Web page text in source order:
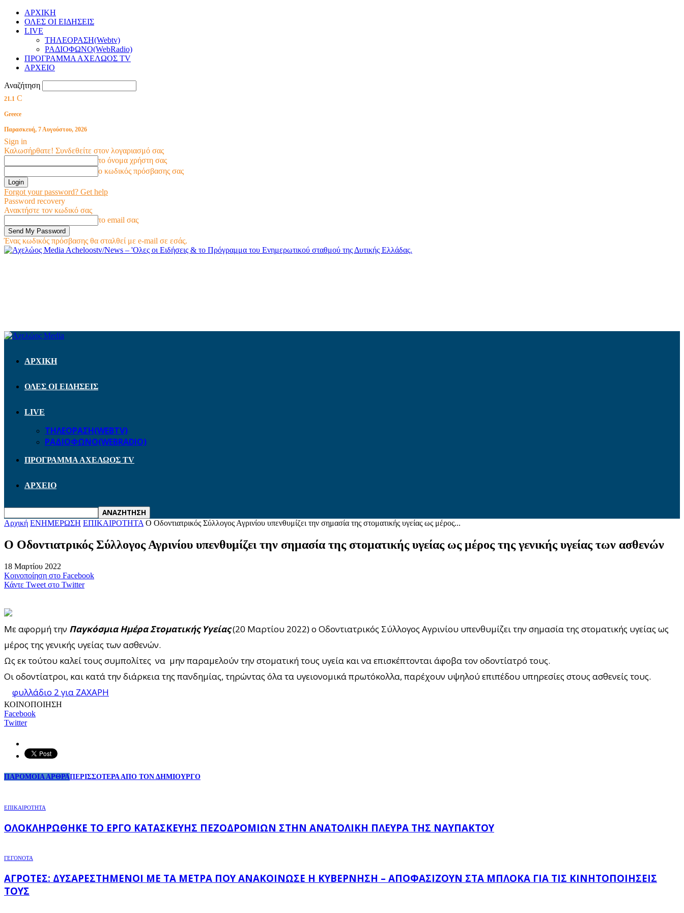
ΑΡΧΙΚΗ
ΟΛΕΣ ΟΙ ΕΙΔΗΣΕΙΣ
LIVE
ΤΗΛΕΟΡΑΣΗ(Webtv)
ΡΑΔΙΟΦΩΝΟ(WebRadio)
ΠΡΟΓΡΑΜΜΑ ΑΧΕΛΩΟΣ TV
ΑΡΧΕΙΟ
Αναζήτηση
21.1 C
Greece
Παρασκευή, 7 Αυγούστου, 2026
Sign in
Καλωσήρθατε! Συνδεθείτε στον λογαριασμό σας
το όνομα χρήστη σας
ο κωδικός πρόσβασης σας
Forgot your password? Get help
Password recovery
Ανακτήστε τον κωδικό σας
το email σας
Ένας κωδικός πρόσβασης θα σταλθεί με e-mail σε εσάς.
Acheloostv/News – 'Ολες οι Ειδήσεις & το Πρόγραμμα του Ενημερωτικού σταθμού της Δυτικής Ελλάδας.
ΑΡΧΙΚΗ
ΟΛΕΣ ΟΙ ΕΙΔΗΣΕΙΣ
LIVE
ΤΗΛΕΟΡΑΣΗ(WEBTV)
ΡΑΔΙΟΦΩΝΟ(WEBRADIO)
ΠΡΟΓΡΑΜΜΑ ΑΧΕΛΩΟΣ TV
ΑΡΧΕΙΟ
Αρχική ΕΝΗΜΕΡΩΣΗ ΕΠΙΚΑΙΡΟΤΗΤΑ Ο Οδοντιατρικός Σύλλογος Αγρινίου υπενθυμίζει την σημασία της στοματικής υγείας ως μέρος...
Ο Οδοντιατρικός Σύλλογος Αγρινίου υπενθυμίζει την σημασία της στοματικής υγείας ως μέρος της γενικής υγείας των ασθενών
18 Μαρτίου 2022
Κοινοποίηση στο Facebook
Κάντε Tweet στο Twitter
Με αφορμή την Παγκόσμια Ημέρα Στοματικής Υγείας(20 Μαρτίου 2022) ο Οδοντιατρικός Σύλλογος Αγρινίου υπενθυμίζει την σημασία της στοματικής υγείας ως
μέρος της γενικής υγείας των ασθενών.
Ως εκ τούτου καλεί τους συμπολίτες να μην παραμελούν την στοματική τους υγεία και να επισκέπτονται άφοβα τον οδοντίατρό τους.
Οι οδοντίατροι, και κατά την διάρκεια της πανδημίας, τηρώντας όλα τα υγειονομικά πρωτόκολλα, παρέχουν υψηλού επιπέδου υπηρεσίες στους ασθενείς τους.
φυλλάδιο 2 για ΖΑΧΑΡΗ
ΚΟΙΝΟΠΟΙΗΣΗ
Facebook
Twitter
ΠΑΡΟΜΟΙΑ ΑΡΘΡΑΠΕΡΙΣΣΟΤΕΡΑ ΑΠΟ ΤΟΝ ΔΗΜΙΟΥΡΓΟ
ΕΠΙΚΑΙΡΟΤΗΤΑ
ΟΛΟΚΛΗΡΏΘΗΚΕ ΤΟ ΈΡΓΟ ΚΑΤΑΣΚΕΥΉΣ ΠΕΖΟΔΡΟΜΊΩΝ ΣΤΗΝ ΑΝΑΤΟΛΙΚΉ ΠΛΕΥΡΆ ΤΗΣ ΝΑΥΠΆΚΤΟΥ
ΓΕΓΟΝΟΤΑ
ΑΓΡΌΤΕΣ: ΔΥΣΑΡΕΣΤΗΜΈΝΟΙ ΜΕ ΤΑ ΜΈΤΡΑ ΠΟΥ ΑΝΑΚΟΊΝΩΣΕ Η ΚΥΒΈΡΝΗΣΗ – ΑΠΟΦΑΣΊΖΟΥΝ ΣΤΑ ΜΠΛΌΚΑ ΓΙΑ ΤΙΣ ΚΙΝΗΤΟΠΟΙΉΣΕΙΣ
ΤΟΥΣ